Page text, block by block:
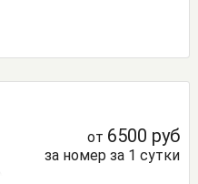
от 6500 руб
за номер за 1 сутки